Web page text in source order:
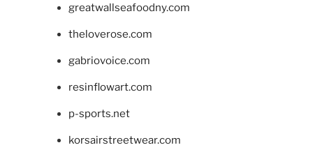
greatwallseafoodny.com
theloverose.com
gabriovoice.com
resinflowart.com
p-sports.net
korsairstreetwear.com